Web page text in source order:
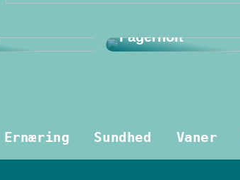
Opdag det bedste
Fagerholt
Ernæring Sundhed Vaner